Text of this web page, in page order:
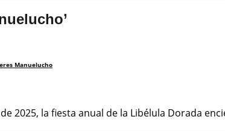
Manuelucho
2025, la fiesta anual de la Libélula Dorada